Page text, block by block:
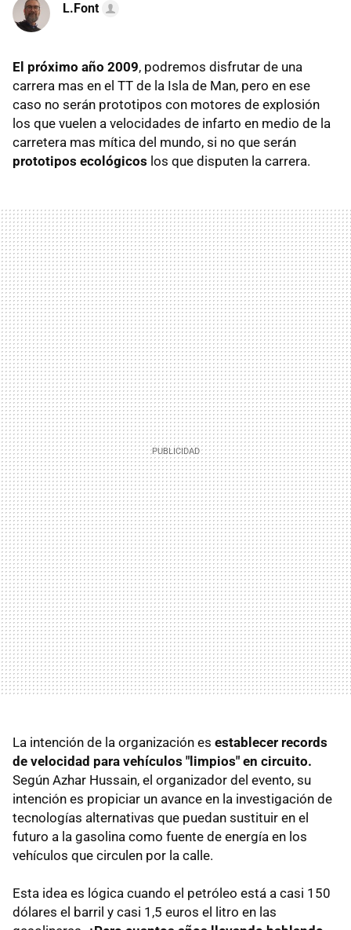
L.Font
El próximo año 2009, podremos disfrutar de una
carrera mas en el TT de la Isla de Man, pero en ese
caso no serán prototipos con motores de explosión
los que vuelen a velocidades de infarto en medio de la
carretera mas mítica del mundo, si no que serán
prototipos ecológicos los que disputen la carrera.
La intención de la organización es establecer records
de velocidad para vehículos "limpios" en circuito.
Según Azhar Hussain, el organizador del evento, su
intención es propiciar un avance en la investigación de
tecnologías alternativas que puedan sustituir en el
futuro a la gasolina como fuente de energía en los
vehículos que circulen por la calle.
Esta idea es lógica cuando el petróleo está a casi 150
dólares el barril y casi 1,5 euros el litro en las